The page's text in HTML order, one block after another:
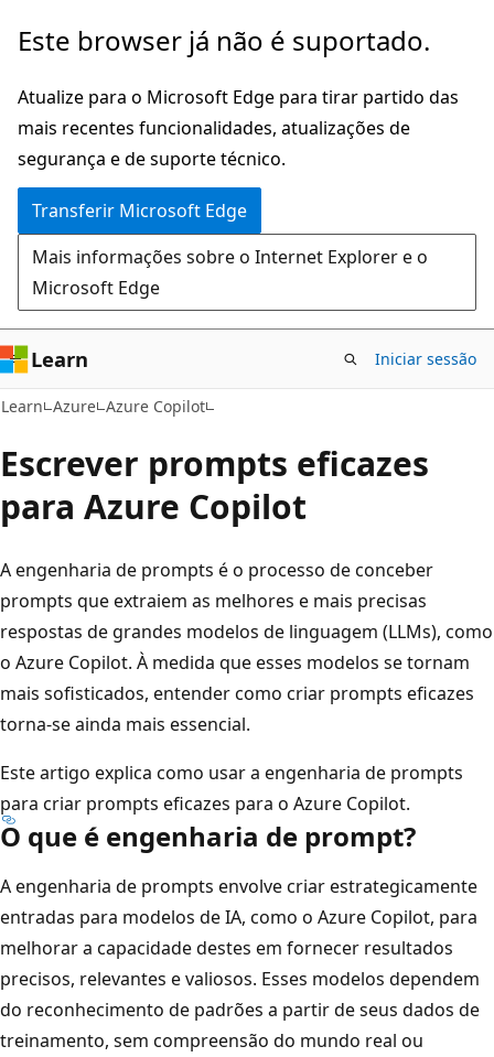
Saltar
o
conteúdo
principal
Este browser já não é suportado.
Atualize para o Microsoft Edge para tirar partido das
mais recentes funcionalidades, atualizações de
segurança e de suporte técnico.
Transferir Microsoft Edge
Mais informações sobre o Internet Explorer e o
Microsoft Edge
Learn Iniciar sessão
Learn Azure Azure Copilot
Escrever prompts eficazes
para Azure Copilot
A engenharia de prompts é o processo de conceber
prompts que extraiem as melhores e mais precisas
respostas de grandes modelos de linguagem (LLMs), como
o Azure Copilot. À medida que esses modelos se tornam
mais sofisticados, entender como criar prompts eficazes
torna-se ainda mais essencial.
Este artigo explica como usar a engenharia de prompts
para criar prompts eficazes para o Azure Copilot.
O que é engenharia de prompt?
A engenharia de prompts envolve criar estrategicamente
entradas para modelos de IA, como o Azure Copilot, para
melhorar a capacidade destes em fornecer resultados
precisos, relevantes e valiosos. Esses modelos dependem
do reconhecimento de padrões a partir de seus dados de
treinamento, sem compreensão do mundo real ou